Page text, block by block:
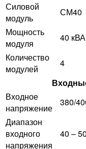
Силовой
модуль
СМ40
Мощность
модуля
40
Количество
модулей
4
Входное
напряжение
380/
Диапазон
входного
напряжения
40 –